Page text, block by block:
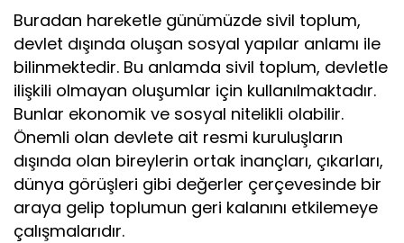
Buradan hareketle günümüzde sivil toplum,
devlet dışında oluşan sosyal yapılar anlamı ile
bilinmektedir. Bu anlamda sivil toplum, devletle
ilişkili olmayan oluşumlar için kullanılmaktadır.
Bunlar ekonomik ve sosyal nitelikli olabilir.
Önemli olan devlete ait resmi kuruluşların
dışında olan bireylerin ortak inançları, çıkarları,
dünya görüşleri gibi değerler çerçevesinde bir
araya gelip toplumun geri kalanını etkilemeye
çalışmalarıdır.